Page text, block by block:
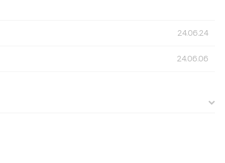
24.06.24
24.06.06